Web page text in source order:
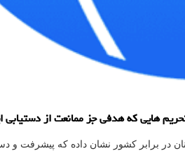
که هدفی جز ممانعت از دستیابی
برابر کشور نشان داده که پیشرفت و